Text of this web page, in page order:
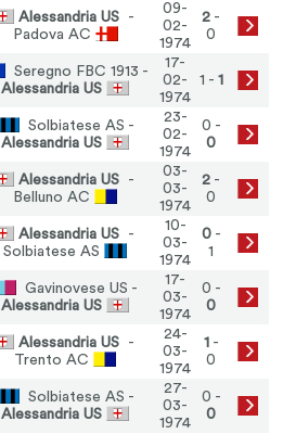
Alessandria US -
Padova AC
09-
02-
1974
2 -
0
Seregno FBC 1913 -
Alessandria US
17-
02-
1974
1 - 1
Solbiatese AS -
Alessandria US
23-
02-
1974
0 -
0
Alessandria US -
Belluno AC
03-
03-
1974
2 -
0
Alessandria US -
Solbiatese AS
10-
03-
1974
0-
1
Gavinovese US -
Alessandria US
17-
03-
1974
0 -
0
Alessandria US -
Trento AC
24-
03-
1974
1 -
0
Solbiatese AS -
Alessandria US
27-
03-
1974
0 -
0